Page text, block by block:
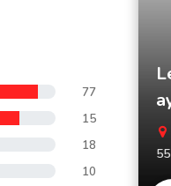
77
15
18
10